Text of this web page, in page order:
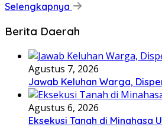
Selengkapnya
Berita Daerah
Agustus 7, 2026
Jawab Keluhan Warga,
Agustus 6, 2026
Eksekusi Tanah di Minahasa